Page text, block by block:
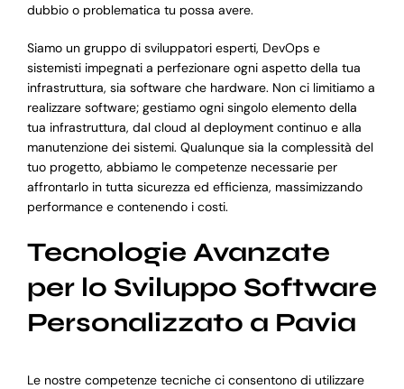
dubbio o problematica tu possa avere.
Siamo un gruppo di sviluppatori esperti, DevOps e
sistemisti impegnati a perfezionare ogni aspetto della tua
infrastruttura, sia software che hardware. Non ci limitiamo a
realizzare software; gestiamo ogni singolo elemento della
tua infrastruttura, dal cloud al deployment continuo e alla
manutenzione dei sistemi. Qualunque sia la complessità del
tuo progetto, abbiamo le competenze necessarie per
affrontarlo in tutta sicurezza ed efficienza, massimizzando
performance e contenendo i costi.
Tecnologie Avanzate
per lo Sviluppo Software
Personalizzato a Pavia
Le nostre competenze tecniche ci consentono di utilizzare